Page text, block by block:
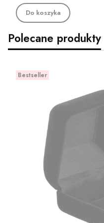
Do koszyka
Polecane produkty
Bestseller